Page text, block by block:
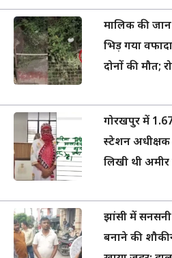
मालिक की
भिड़ गया
दोनों की मौत;
गोरखपुर में
स्टेशन अधीक्षक
लिखी थी
झांसी में
बनाने की